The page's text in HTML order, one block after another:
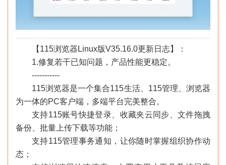
【115浏览器Linux版V35.16.0更新日志】：
1.修复若干已知问题，产品性能更稳定。
-----------
115浏览器是一个集合115生活、115管理、浏览器
为一体的PC客户端，多端平台完美整合。
支持115账号快捷登录、收藏夹云同步、文件拖拽
备份、批量上传下载等功能；
支持115管理事务通知，让你随时掌握组织协作动
态；